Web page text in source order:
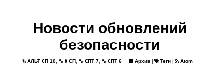
Новости обновлений
безопасности
АЛЬТ СП 10 8 СП СПТ 7 СПТ 6 Архив | Теги | Atom